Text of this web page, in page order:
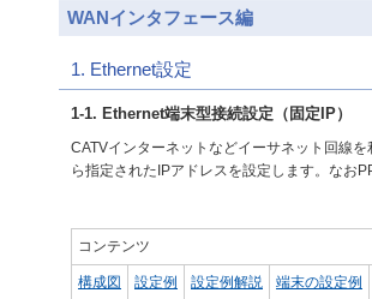
WANインタフェース編
1. Ethernet設定
1-1. Ethernet端末型接続設定（固定IP）
CATVインターネットなどイーサネット回線
ら指定されたIPアドレスを設定します。なお
コンテンツ
構成図 設定例 設定例解説 端末の設定例